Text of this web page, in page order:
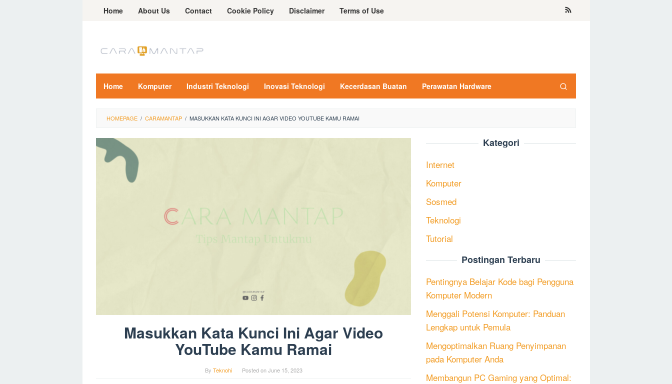
Home About Us Contact Cookie Policy Disclaimer Terms of Use
Home Komputer Industri Teknologi Inovasi Teknologi Kecerdasan Buatan Perawatan Hardware
HOMEPAGE / CARAMANTAP / MASUKKAN KATA KUNCI INI AGAR VIDEO YOUTUBE KAMU RAMAI
Masukkan Kata Kunci Ini Agar Video
YouTube Kamu Ramai
By Teknohi Posted onJune 15, 2023
Kategori
Internet
Komputer
Sosmed
Teknologi
Tutorial
Postingan Terbaru
Pentingnya Belajar Kode bagi Pengguna
Komputer Modern
Menggali Potensi Komputer: Panduan
Lengkap untuk Pemula
Mengoptimalkan Ruang Penyimpanan
pada Komputer Anda
Membangun PC Gaming yang Optimal: